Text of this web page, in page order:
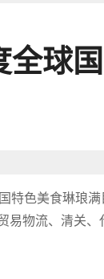
全球
色美食琳琅
物流、清关